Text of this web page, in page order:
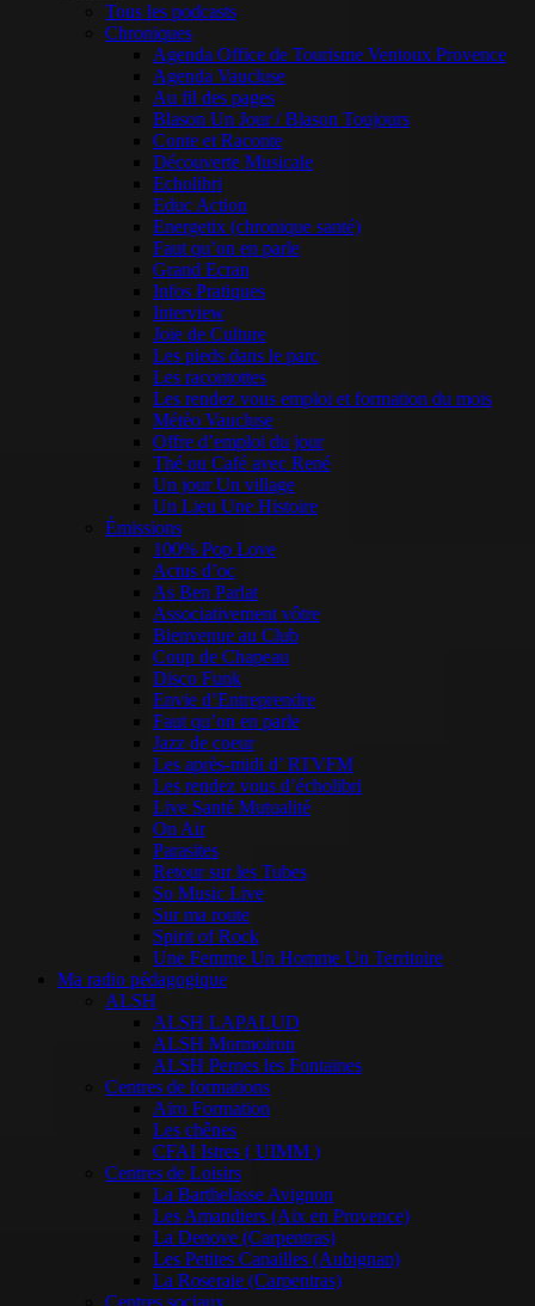
Tous les podcasts
Chroniques
Agenda Office de Tourisme Ventoux Provence
Agenda Vaucluse
Au fil des pages
Blason Un Jour / Blason Toujours
Conte et Raconte
Découverte Musicale
Echolibri
Educ Action
Energetix (chronique santé)
Faut qu’on en parle
Grand Ecran
Infos Pratiques
Interview
Joie de Culture
Les pieds dans le parc
Les racontottes
Les rendez vous emploi et formation du mois
Météo Vaucluse
Offre d’emploi du jour
Thé ou Café avec René
Un jour Un village
Un Lieu Une Histoire
Émissions
100% Pop Love
Actus d’oc
As Ben Parlat
Associativement vôtre
Bienvenue au Club
Coup de Chapeau
Disco Funk
Envie d’Entreprendre
Faut qu’on en parle
Jazz de coeur
Les après-midi d’ RTVFM
Les rendez vous d’écholibri
Live Santé Mutualité
On Air
Parasites
Retour sur les Tubes
So Music Live
Sur ma route
Spirit of Rock
Une Femme Un Homme Un Territoire
Ma radio pédagogique
ALSH
ALSH LAPALUD
ALSH Mormoiron
ALSH Pernes les Fontaines
Centres de formations
Airo Formation
Les chênes
CFAI Istres ( UIMM )
Centres de Loisirs
La Barthelasse Avignon
Les Amandiers (Aix en Provence)
La Denove (Carpentras)
Les Petites Canailles (Aubignan)
La Roseraie (Carpentras)